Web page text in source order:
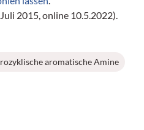
2015, online 10.5.2022).
aromatische Amine